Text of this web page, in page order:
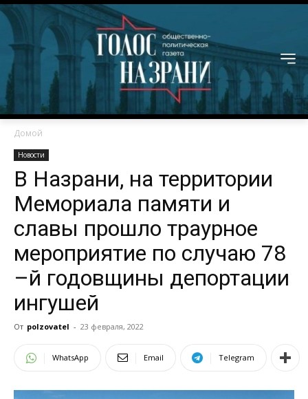
Домой
Новости
В Назрани, на территории
Мемориала памяти и
славы прошло траурное
мероприятие по случаю 78
–й годовщины депортации
ингушей
От polzovatel - 23 февраля, 2022
WhatsApp Email Telegram